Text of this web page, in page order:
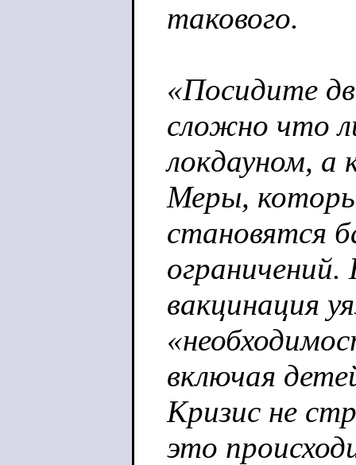
такового.
«Посидите
сложно что
локдауном, а
Меры,
становятся
вакцинация
включая
Кризис не
это